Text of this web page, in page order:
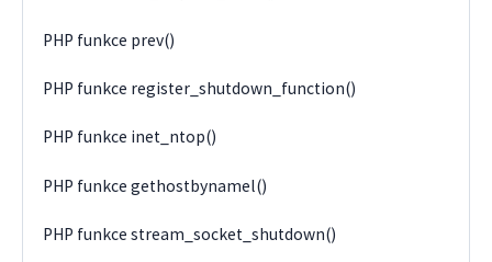
PHP funkce prev()
PHP funkce register_shutdown_function()
PHP funkce inet_ntop()
PHP funkce gethostbynamel()
PHP funkce stream_socket_shutdown()